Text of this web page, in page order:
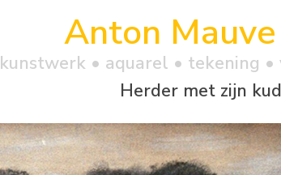
Anton Mauve
kunstwerk • aquarel • tekening
Herder met zijn